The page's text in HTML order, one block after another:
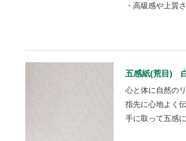
・高級感や上質
五感紙(荒目)
心と体に自然の
指先に心地よく
手に取って五感